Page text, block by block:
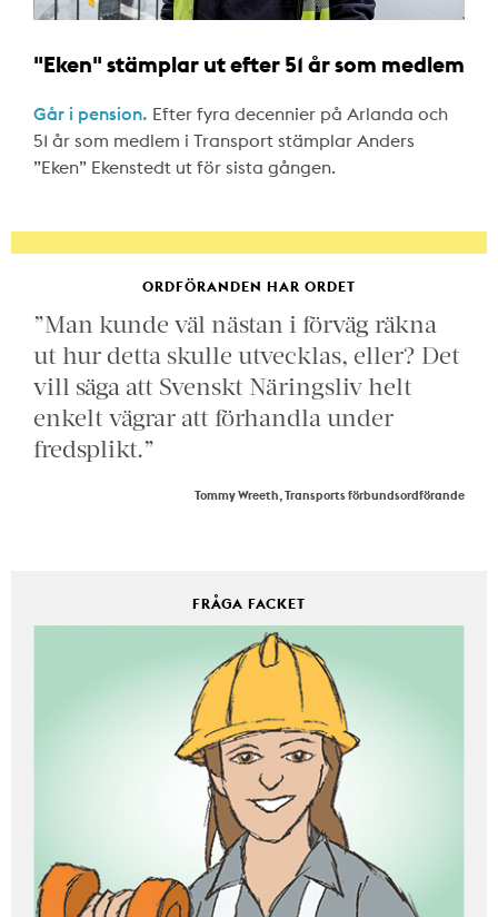
"Eken" stämplar ut efter 51 år som medlem
Går i pension. Efter fyra decennier på Arlanda och
51 år som medlem i Transport stämplar Anders
”Eken” Ekenstedt ut för sista gången.
ORDFÖRANDEN HAR ORDET
”Man kunde väl nästan i förväg räkna
ut hur detta skulle utvecklas, eller? Det
vill säga att Svenskt Näringsliv helt
enkelt vägrar att förhandla under
fredsplikt.”
Tommy Wreeth, Transports förbundsordförande
FRÅGA FACKET